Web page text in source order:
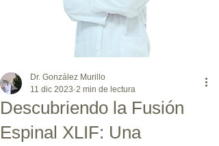
Descubriendo la Fusión
Espinal XLIF: Una
Dr. González Murillo
11 dic 2023 2 min de lectura